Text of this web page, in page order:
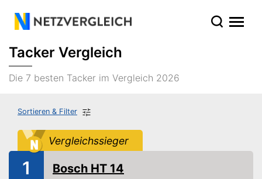
Tacker Vergleich
Die 7 besten Tacker im Vergleich 2026
Sortieren & Filter
Vergleichssieger
1 Bosch HT 14